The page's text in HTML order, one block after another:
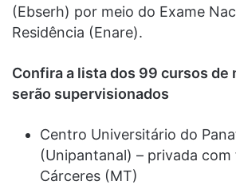
(Ebserh) por meio do Exame
Residência (Enare).
Confira a lista dos 99 cursos de
serão supervisionados
Centro Universitário do
(Unipantanal) – privada
Cárceres (MT)